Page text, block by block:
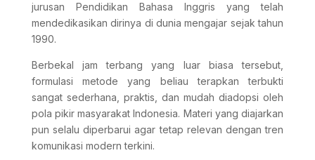
jurusan Pendidikan Bahasa Inggris yang telah
mendedikasikan dirinya di dunia mengajar sejak tahun
1990.
Berbekal jam terbang yang luar biasa tersebut,
formulasi metode yang beliau terapkan terbukti
sangat sederhana, praktis, dan mudah diadopsi oleh
pola pikir masyarakat Indonesia. Materi yang diajarkan
pun selalu diperbarui agar tetap relevan dengan tren
komunikasi modern terkini.